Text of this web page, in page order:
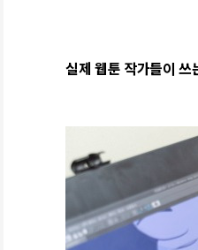
실제 웹툰 작가들이 쓰